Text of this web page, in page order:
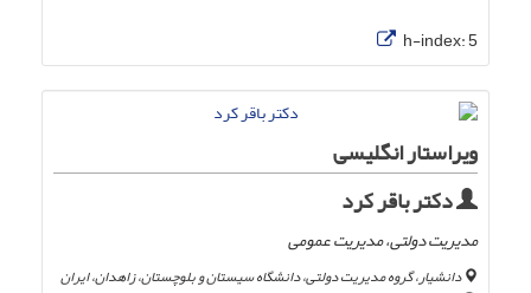
h-index:5
ویراستار انگلیسی
دکتر باقر کرد
مدیریت دولتی، مدیریت عمومی
دانشیار، گروه مدیریت دولتی، دانشگاه سیستان و بلوچستان، زاهدان، ایران